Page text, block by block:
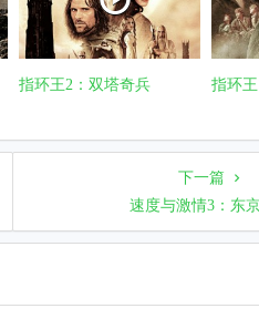
指环王2：双塔奇兵 指环
下一篇
速度与激情3：东